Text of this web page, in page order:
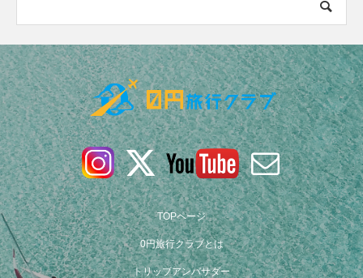
TOPページ
0円旅行クラブとは
トリップアンバサダー